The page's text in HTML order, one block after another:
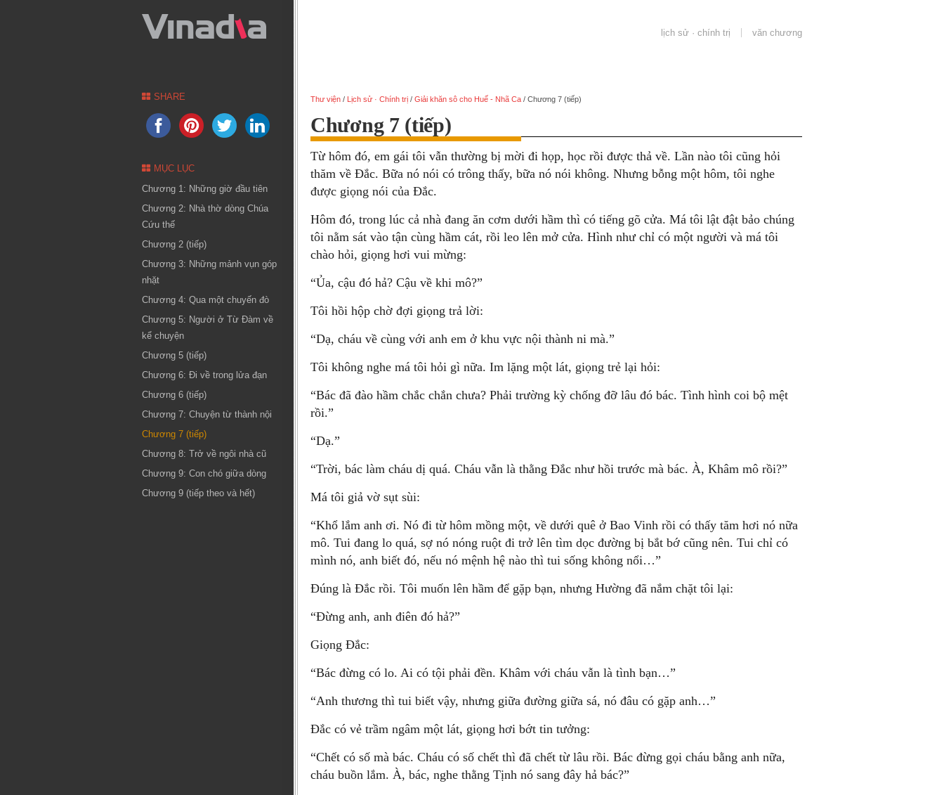
lịch sử · chính trị văn chương
Thư viện / Lịch sử · Chính trị / Giải khăn sô cho Huế - Nhã Ca / Chương 7 (tiếp)
Chương 7 (tiếp)
Từ hôm đó, em gái tôi vẫn thường bị mời đi họp, học rồi được thả về. Lần nào tôi cũng hỏi
thăm về Ðắc. Bữa nó nói có trông thấy, bữa nó nói không. Nhưng bỗng một hôm, tôi nghe
được giọng nói của Ðắc.
Hôm đó, trong lúc cả nhà đang ăn cơm dưới hầm thì có tiếng gõ cửa. Má tôi lật đật bảo chúng
tôi nằm sát vào tận cùng hầm cát, rồi leo lên mở cửa. Hình như chỉ có một người và má tôi
chào hỏi, giọng hơi vui mừng:
“Ủa, cậu đó hả? Cậu về khi mô?”
Tôi hồi hộp chờ đợi giọng trả lời:
“Dạ, cháu về cùng với anh em ở khu vực nội thành ni mà.”
Tôi không nghe má tôi hỏi gì nữa. Im lặng một lát, giọng trẻ lại hỏi:
“Bác đã đào hầm chắc chắn chưa? Phải trường kỳ chống đỡ lâu đó bác. Tình hình coi bộ mệt
rồi.”
“Dạ.”
“Trời, bác làm cháu dị quá. Cháu vẫn là thằng Ðắc như hồi trước mà bác. À, Khâm mô rồi?”
Má tôi giả vờ sụt sùi:
“Khổ lắm anh ơi. Nó đi từ hôm mồng một, về dưới quê ở Bao Vinh rồi có thấy tăm hơi nó nữa
mô. Tui đang lo quá, sợ nó nóng ruột đi trở lên tìm dọc đường bị bắt bớ cũng nên. Tui chỉ có
mình nó, anh biết đó, nếu nó mệnh hệ nào thì tui sống không nổi…”
Ðúng là Ðắc rồi. Tôi muốn lên hầm để gặp bạn, nhưng Hường đã nắm chặt tôi lại:
“Ðừng anh, anh điên đó hả?”
Giọng Ðắc:
“Bác đừng có lo. Ai có tội phải đền. Khâm với cháu vẫn là tình bạn…”
“Anh thương thì tui biết vậy, nhưng giữa đường giữa sá, nó đâu có gặp anh…”
Ðắc có vẻ trầm ngâm một lát, giọng hơi bớt tin tưởng:
“Chết có số mà bác. Cháu có số chết thì đã chết từ lâu rồi. Bác đừng gọi cháu bằng anh nữa,
cháu buồn lắm. À, bác, nghe thằng Tịnh nó sang đây hả bác?”
SHARE
MỤC LỤC
Chương 1: Những giờ đầu tiên
Chương 2: Nhà thờ dòng Chúa
Cứu thế
Chương 2 (tiếp)
Chương 3: Những mảnh vụn góp
nhặt
Chương 4: Qua một chuyến đò
Chương 5: Người ở Từ Đàm về
kể chuyện
Chương 5 (tiếp)
Chương 6: Đi về trong lửa đạn
Chương 6 (tiếp)
Chương 7: Chuyện từ thành nội
Chương 7 (tiếp)
Chương 8: Trở về ngôi nhà cũ
Chương 9: Con chó giữa dòng
Chương 9 (tiếp theo và hết)